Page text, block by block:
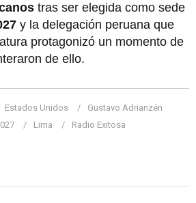
tras ser elegida como sede
y la delegación peruana que
protagonizó un momento de
de ello.
Estados Unidos
Gustavo Adrianzén
Lima Radio Exitosa